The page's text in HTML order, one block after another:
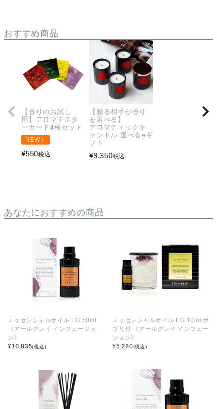
おすすめ商品
【香りのお試し
用】アロマテスタ
ーカード4種セット
NEW！
¥550税込
【贈る相手が香り
を選べる】
アロマティックキ
ャンドル 選べるeギ
フト
¥9,350税込
あなたにおすすめの商品
エッセンシャルオイル EG 50ml
《アールグレイ インフュージョ
ン》
¥10,835(税込)
エッセンシャルオイル EG 10ml ポ
プリ付 《アールグレイ インフュー
ジョン》
¥5,280(税込)